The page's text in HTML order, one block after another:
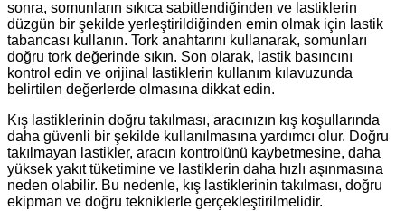
sonra, somunların sıkıca sabitlendiğinden ve lastiklerin
düzgün bir şekilde yerleştirildiğinden emin olmak için lastik
tabancası kullanın. Tork anahtarını kullanarak, somunları
doğru tork değerinde sıkın. Son olarak, lastik basıncını
kontrol edin ve orijinal lastiklerin kullanım kılavuzunda
belirtilen değerlerde olmasına dikkat edin.
Kış lastiklerinin doğru takılması, aracınızın kış koşullarında
daha güvenli bir şekilde kullanılmasına yardımcı olur. Doğru
takılmayan lastikler, aracın kontrolünü kaybetmesine, daha
yüksek yakıt tüketimine ve lastiklerin daha hızlı aşınmasına
neden olabilir. Bu nedenle, kış lastiklerinin takılması, doğru
ekipman ve doğru tekniklerle gerçekleştirilmelidir.